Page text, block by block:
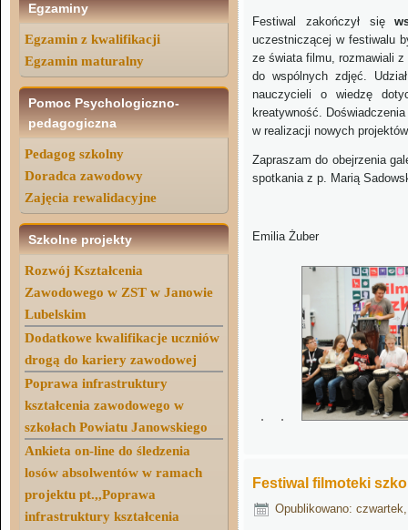
Egzaminy
Egzamin z kwalifikacji
Egzamin maturalny
Pomoc Psychologiczno-
pedagogiczna
Pedagog szkolny
Doradca zawodowy
Zajęcia rewalidacyjne
Szkolne projekty
Rozwój Kształcenia
Zawodowego w ZST w Janowie
Lubelskim
Dodatkowe kwalifikacje uczniów
drogą do kariery zawodowej
Poprawa infrastruktury
kształcenia zawodowego w
szkołach Powiatu Janowskiego
Ankieta on-line do śledzenia
losów absolwentów w ramach
projektu pt.,,Poprawa
infrastruktury kształcenia
Festiwal zakończył się
uczestniczącej w festiwalu
ze świata filmu, rozmawiali z
do wspólnych zdjęć.
nauczycieli o wiedzę
kreatywność.
w realizacji nowych
Zapraszam do obejrzenia
spotkania z p. Marią
Emilia Żuber
Festiwal filmoteki
Opublikowano: